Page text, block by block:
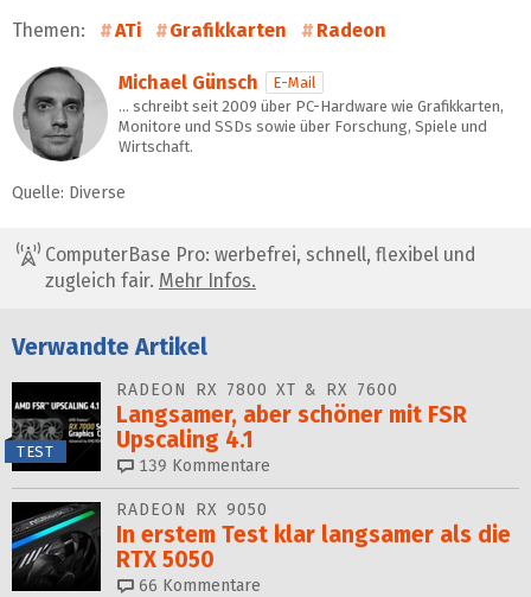
Themen: ATi Grafikkarten Radeon
Michael Günsch
E-Mail
… schreibt seit 2009 über PC-Hardware wie Grafikkarten,
Monitore und SSDs sowie über Forschung, Spiele und
Wirtschaft.
Quelle: Diverse
ComputerBase Pro: werbefrei, schnell, flexibel und
zugleich fair. Mehr Infos.
Verwandte Artikel
TEST
RADEON RX 7800 XT & RX 7600
Langsamer, aber schöner mit FSR
Upscaling 4.1
139 Kommentare
RADEON RX 9050
In erstem Test klar langsamer als die
RTX 5050
66 Kommentare